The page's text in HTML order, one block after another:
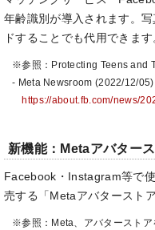
年齢識別が導入されます。
ドすることでも代用できます
※参照：Protecting Teens and
- Meta Newsroom (2022/12/05)
https://about.fb.com/news/
新機能：Metaアバター
Facebook・Instagram等で
売する「Metaアバタースト
※参照：Meta、アバターストア